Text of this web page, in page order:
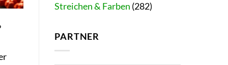
Streichen & Farben (282)
PARTNER